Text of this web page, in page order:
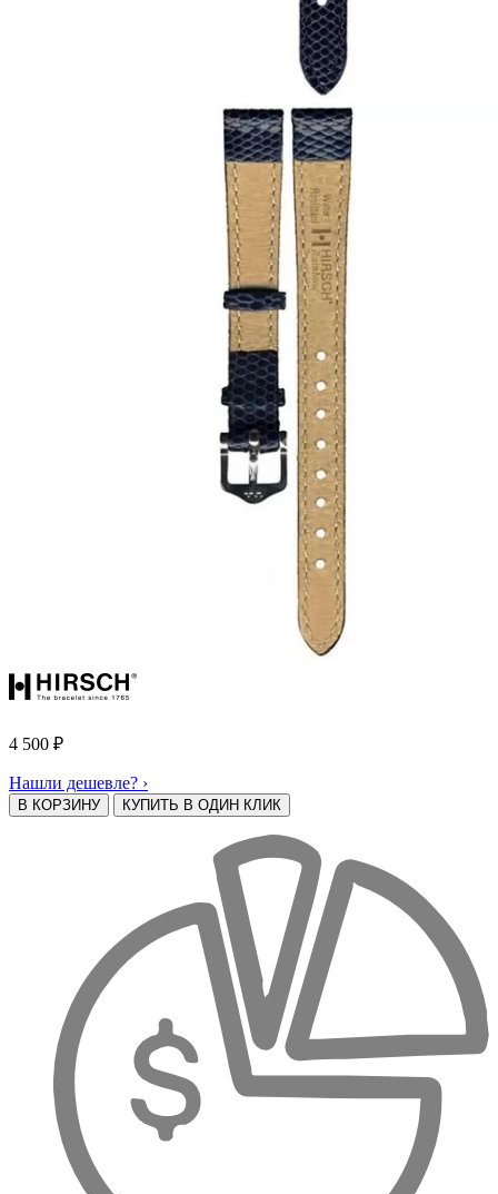
4 500 ₽
Нашли дешевле? ›
В КОРЗИНУ КУПИТЬ В ОДИН КЛИК